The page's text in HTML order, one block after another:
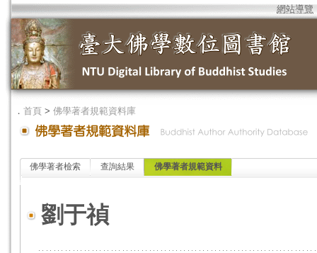
網站導覽
． 首頁 > 佛學著者規範資料庫
佛學著者檢索 查詢結果 佛學著者規範資料
劉于禎